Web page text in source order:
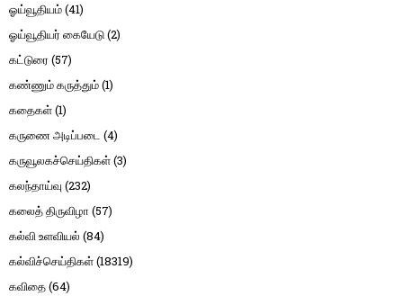
ஓய்வூதியம்(41)
ஓய்வூதியர் கையேடு(2)
கட்டுரை (57)
கண்ணும் கருத்தும்(1)
கதைகள்(1)
கருணை அடிப்படை (4)
கருவூலகச்செய்திகள்(3)
கலந்தாய்வு (232)
கலைத் திருவிழா (57)
கல்வி உளவியல் (84)
கல்விச்செய்திகள்(18319)
கவிதை(64)